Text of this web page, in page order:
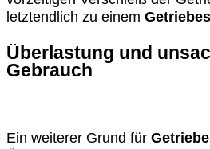
letztendlich zu einem
Überlastung und
Gebrauch
Ein weiterer Grund für